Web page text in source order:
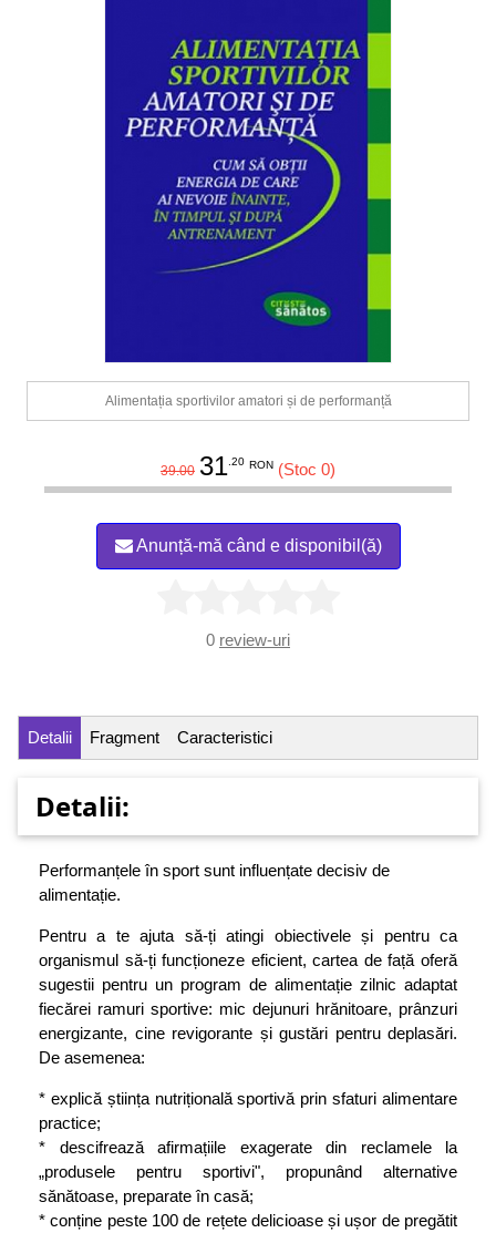
Alimentația sportivilor amatori și de performanță
39.00 31.20 RON (Stoc 0)
Anunță-mă când e disponibil(ă)
0 review-uri
Detalii Fragment Caracteristici
Detalii:
Performanțele în sport sunt influențate decisiv de
alimentație.
Pentru a te ajuta să-ți atingi obiectivele și pentru ca
organismul să-ți funcționeze eficient, cartea de față oferă
sugestii pentru un program de alimentație zilnic adaptat
fiecărei ramuri sportive: mic dejunuri hrănitoare, prânzuri
energizante, cine revigorante și gustări pentru deplasări.
De asemenea:
* explică știința nutrițională sportivă prin sfaturi alimentare
practice;
* descifrează afirmațiile exagerate din reclamele la
„produsele pentru sportivi", propunând alternative
sănătoase, preparate în casă;
* conține peste 100 de rețete delicioase și ușor de pregătit